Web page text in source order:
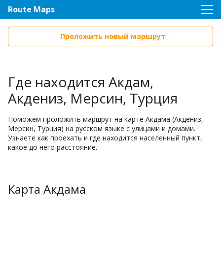
Route Maps
Проложить новый маршрут
Где находится Акдам,
Акдениз, Мерсин, Турция
Поможем проложить маршрут на карте Акдама (Акдениз,
Мерсин, Турция) на русском языке с улицами и домами.
Узнаете как проехать и где находится населенный пункт,
какое до него расстояние.
Карта Акдама